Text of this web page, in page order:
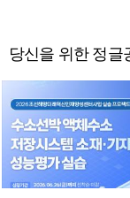
당신을 위한 정글